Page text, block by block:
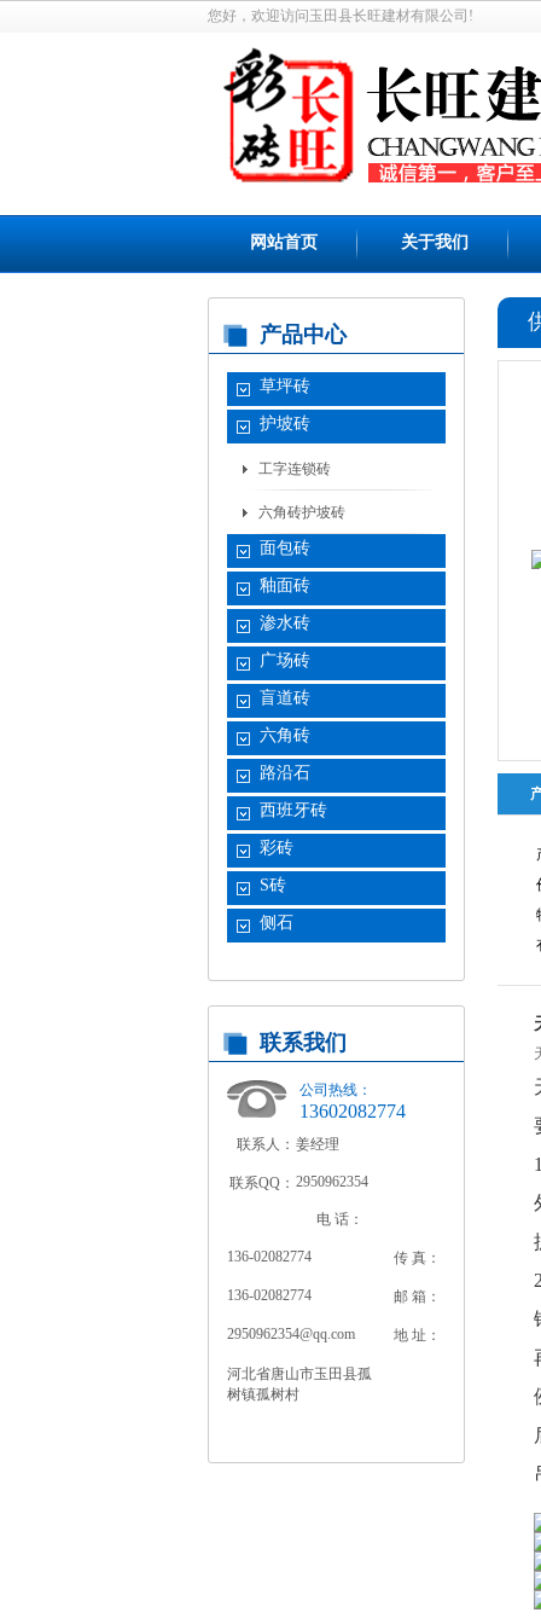
您好，欢迎访问玉田县长旺建材有限公司!
网站首页 关于我们
产品中心
草坪砖
护坡砖
工字连锁砖
六角砖护坡砖
面包砖
釉面砖
渗水砖
广场砖
盲道砖
六角砖
路沿石
西班牙砖
彩砖
S砖
侧石
联系我们
公司热线：
13602082774
联系人： 姜经理
联系QQ： 2950962354
电 话：
136-02082774 传 真：
136-02082774 邮 箱：
2950962354@qq.com 地 址：
河北省唐山市玉田县孤
树镇孤树村